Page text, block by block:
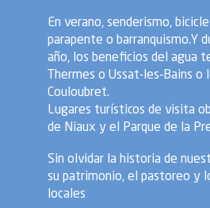
En verano, senderismo,
parapente o barranquismo.Y
año, los beneficios del agua
Thermes o Ussat-les-Bains o
Couloubret.
Lugares turísticos de visita
de Niaux y el Parque de la
Sin olvidar la historia de
su patrimonio, el pastoreo y
locales